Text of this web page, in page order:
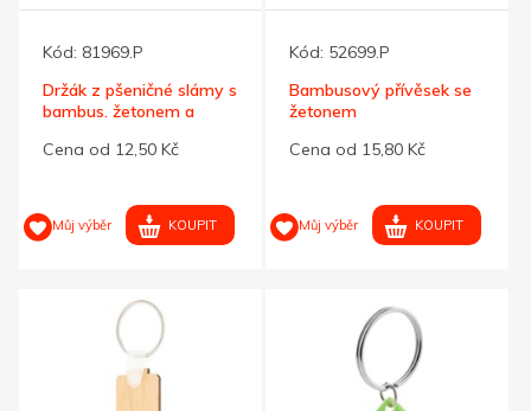
Kód: 81969.P
Držák z pšeničné slámy s
bambus. žetonem a
Cena od 12,50 Kč
Můj výběr KOUPIT
Kód: 52699.P
Bambusový přívěsek se
žetonem
Cena od 15,80 Kč
Můj výběr KOUPIT